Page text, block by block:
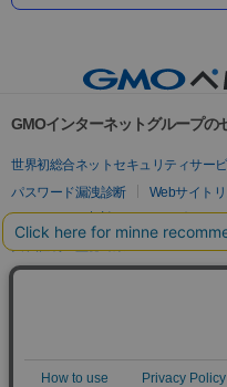
GMOインターネットグループの
世界初総合ネットセキュリティサー
パスワード漏洩診断
Webサイト
セキュリティ相談AIチャットボット
実在証明・盗聴対策
サイバー攻撃対策（GMOサイバーセ